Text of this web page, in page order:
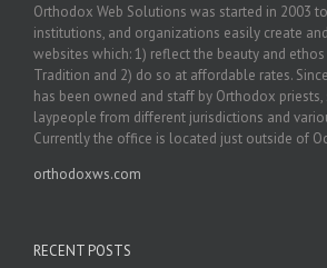
Orthodox Web Solutions was started in 2003
institutions, and organizations easily create
websites which: 1) reflect the beauty and ethos
Tradition and 2) do so at affordable rates.
has been owned and staff by Orthodox priests,
laypeople from different jurisdictions and
Currently the office is located just outside of
orthodoxws.com
RECENT POSTS